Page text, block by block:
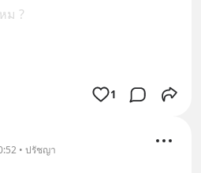
ม ?
1
• ปรัชญา